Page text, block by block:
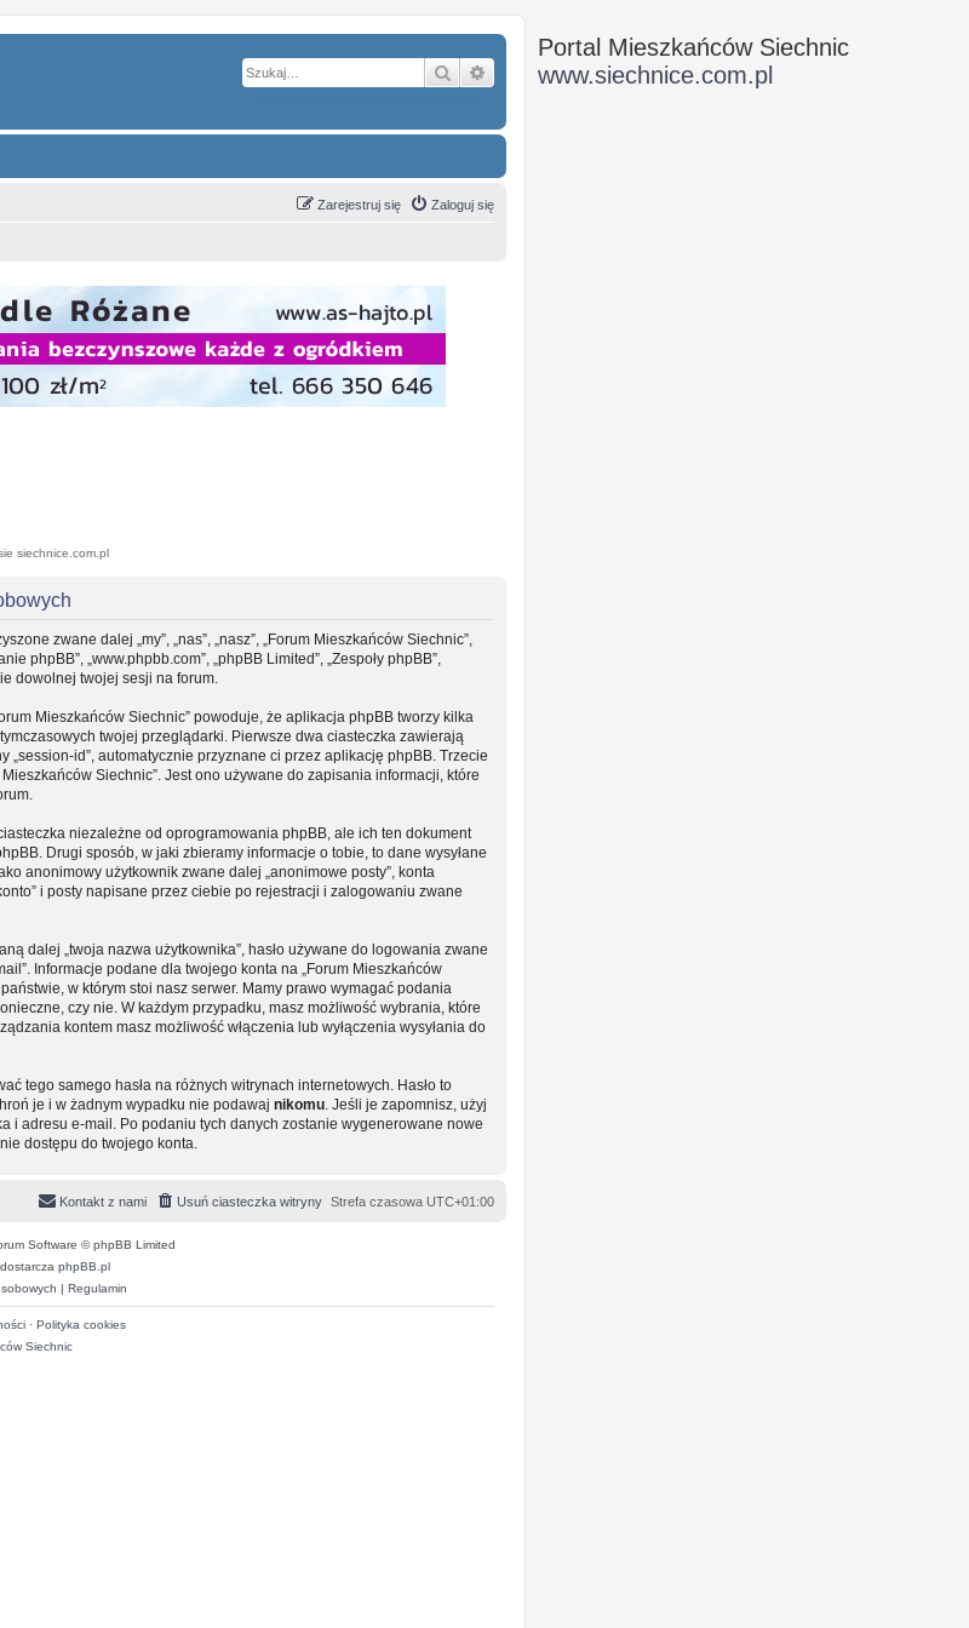
Szukaj Wyszukiwanie zaawansowane
Zaloguj się
Zarejestruj się
siechnice.com.pl
zwane dalej „my”, „nas”, „nasz”, „Forum Mieszkańców Siechnic”,
phpBB”, „www.phpbb.com”, „phpBB Limited”, „Zespoły phpBB”,
dowolnej twojej sesji na forum.
Mieszkańców Siechnic” powoduje, że aplikacja phpBB tworzy kilka
twojej przeglądarki. Pierwsze dwa ciasteczka zawierają
id”, automatycznie przyznane ci przez aplikację phpBB. Trzecie
Siechnic”. Jest ono używane do zapisania informacji, które
niezależne od oprogramowania phpBB, ale ich ten dokument
Drugi sposób, w jaki zbieramy informacje o tobie, to dane wysyłane
anonimowy użytkownik zwane dalej „anonimowe posty”, konta
i posty napisane przez ciebie po rejestracji i zalogowaniu zwane
dalej „twoja nazwa użytkownika”, hasło używane do logowania zwane
Informacje podane dla twojego konta na „Forum Mieszkańców
w którym stoi nasz serwer. Mamy prawo wymagać podania
czy nie. W każdym przypadku, masz możliwość wybrania, które
kontem masz możliwość włączenia lub wyłączenia wysyłania do
tego samego hasła na różnych witrynach internetowych. Hasło to
je i w żadnym wypadku nie podawaj nikomu . Jeśli je zapomnisz, użyj
i adresu e-mail. Po podaniu tych danych zostanie wygenerowane nowe
dostępu do twojego konta.
Strefa czasowa UTC+01:00
Usuń ciasteczka witryny
Kontakt z nami
Software © phpBB Limited
phpBB.pl
| Regulamin
· Polityka cookies
Siechnic
Portal Mieszkańców Siechnic
www.siechnice.com.pl